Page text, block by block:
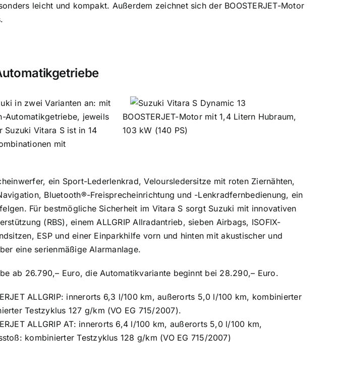
leicht und kompakt. Außerdem zeichnet sich der BOOSTERJET-Motor
BOOSTERJET-Motor mit 1,4 Litern Hubraum,
103 kW (140 PS)
in zwei Varianten an: mit
Automatikgetriebe, jeweils
Suzuki Vitara S ist in 14
mit
ein Sport-Lederlenkrad, Veloursledersitze mit roten Ziernähten,
Bluetooth®-Freisprecheinrichtung und -Lenkradfernbedienung, ein
Für bestmögliche Sicherheit im Vitara S sorgt Suzuki mit innovativen
(RBS), einem ALLGRIP Allradantrieb, sieben Airbags, ISOFIX-
ESP und einer Einparkhilfe vorn und hinten mit akustischer und
eine serienmäßige Alarmanlage.
ab 26.790,– Euro, die Automatikvariante beginnt bei 28.290,– Euro.
ALLGRIP: innerorts 6,3 l/100 km, außerorts 5,0 l/100 km, kombinierter
Testzyklus 127 g/km (VO EG 715/2007).
ALLGRIP AT: innerorts 6,4 l/100 km, außerorts 5,0 l/100 km,
kombinierter Testzyklus 128 g/km (VO EG 715/2007)